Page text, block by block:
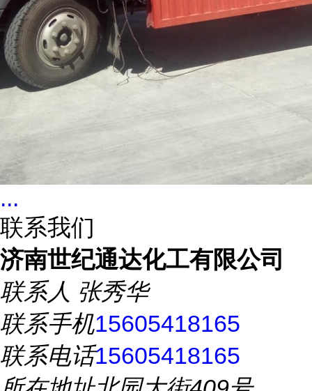
...
联系我们
济南世纪通达化工有限公司
联系人 张秀华
联系手机15605418165
联系电话15605418165